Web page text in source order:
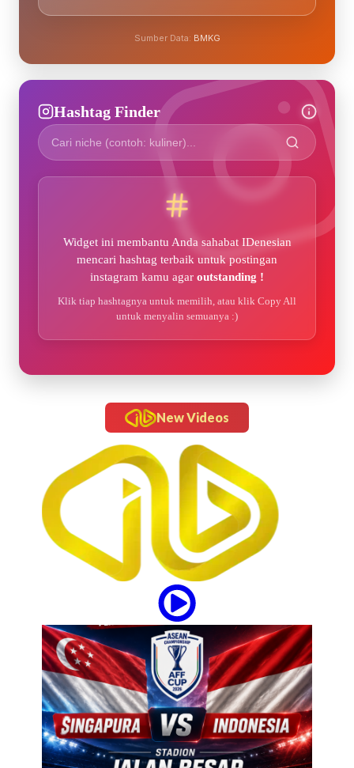
Sumber Data: BMKG
Hashtag Finder
Widget ini membantu Anda sahabat IDenesian
mencari hashtag terbaik untuk postingan
instagram kamu agar outstanding !
Klik tiap hashtagnya untuk memilih, atau klik Copy All
untuk menyalin semuanya :)
New Videos